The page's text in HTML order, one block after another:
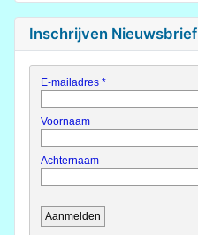
Inschrijven Nieuwsbrief